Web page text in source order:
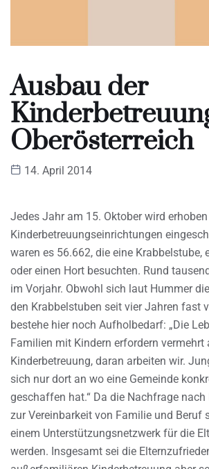
Ausbau der
Oberösterreich
14. April 2014
Jedes Jahr am 15. Oktober wird
Kinderbetreuungseinrichtungen
waren es 56.662, die eine Krabbelstube,
oder einen Hort besuchten. Rund
im Vorjahr. Obwohl sich laut Hummer
den Krabbelstuben seit vier Jahren fast
bestehe hier noch Aufholbedarf: „Die
Familien mit Kindern erfordern
Kinderbetreuung, daran arbeiten wir.
sich nur dort an wo eine Gemeinde
geschaffen hat.“ Da die Nachfrage
zur Vereinbarkeit von Familie und Beruf
einem Unterstützungsnetzwerk für die
werden. Insgesamt sei die